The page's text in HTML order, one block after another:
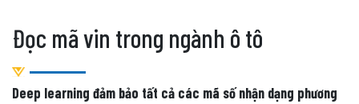
Đọc mã vin trong ngành ô tô
Deep learning đảm bảo tất cả các mã số nhận dạng phương